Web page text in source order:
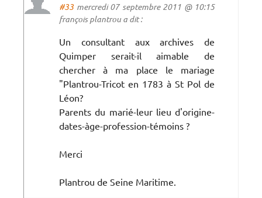
#33 mercredi 07 septembre 2011 @ 10:15
françois plantrou a dit :
Un consultant aux archives de
Quimper serait-il aimable de
chercher à ma place le mariage
"Plantrou-Tricot en 1783 à St Pol de
Léon?
Parents du marié-leur lieu d'origine-
dates-àge-profession-témoins ?
Merci
Plantrou de Seine Maritime.